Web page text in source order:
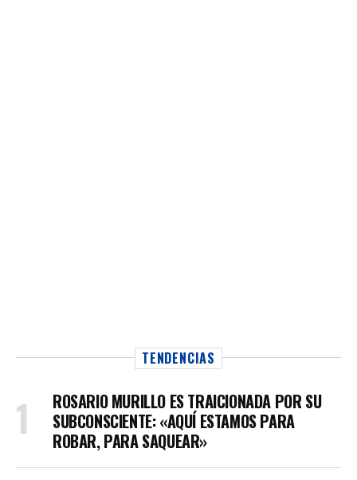
TENDENCIAS
ROSARIO MURILLO ES TRAICIONADA POR SU
SUBCONSCIENTE: «AQUÍ ESTAMOS PARA
ROBAR, PARA SAQUEAR»